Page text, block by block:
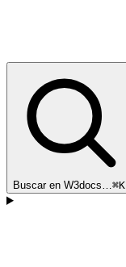
Buscar en W3docs…⌘K